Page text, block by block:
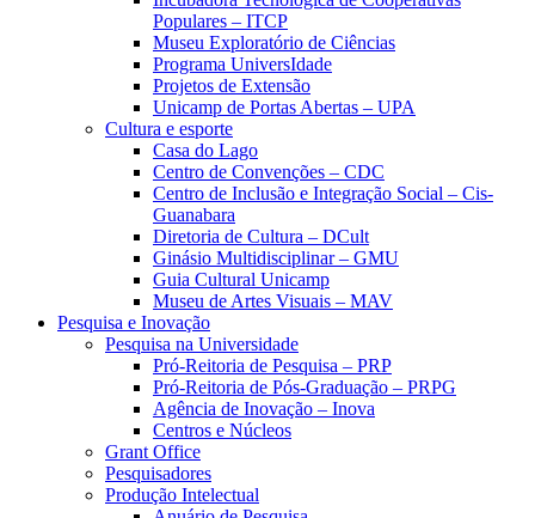
Populares – ITCP
Museu Exploratório de Ciências
Programa UniversIdade
Projetos de Extensão
Unicamp de Portas Abertas – UPA
Cultura e esporte
Casa do Lago
Centro de Convenções – CDC
Centro de Inclusão e Integração Social – Cis-
Guanabara
Diretoria de Cultura – DCult
Ginásio Multidisciplinar – GMU
Guia Cultural Unicamp
Museu de Artes Visuais – MAV
Pesquisa e Inovação
Pesquisa na Universidade
Pró-Reitoria de Pesquisa – PRP
Pró-Reitoria de Pós-Graduação – PRPG
Agência de Inovação – Inova
Centros e Núcleos
Grant Office
Pesquisadores
Produção Intelectual